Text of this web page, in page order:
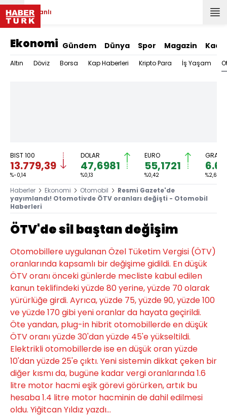
Canlı
Ekonomi Gündem Dünya Spor Magazin
Altın Döviz Borsa Kap Haberleri Kripto Para İş Yaşam
BIST 100
13.779,39
%-0,14
DOLAR
47,6981
%0,13
EURO
55,1721
%0,42
GRAM
%2,63
Haberler Ekonomi Otomobil
Resmi Gazete'de
yayımlandı! Otomotivde ÖTV oranları değişti - Otomobil
Haberleri
ÖTV'de sil baştan değişim
Otomobillere uygulanan Özel Tüketim Vergisi (ÖTV)
oranlarında kapsamlı bir değişime gidildi. En düşük
ÖTV oranı önceki günlerde mecliste kabul edilen
kanun teklifindeki yüzde 80 yerine, yüzde 70 olarak
yürürlüğe girdi. Ayrıca, yüzde 75, yüzde 90, yüzde 100
ve yüzde 170 gibi yeni oranlar da hayata geçirildi.
Öte yandan, plug-in hibrit otomobillerde en düşük
ÖTV oranı yüzde 30'dan yüzde 45'e yükseltildi.
Elektrikli otomobillerde ise en düşük oran yüzde
10'dan yüzde 25'e çıktı. Yeni sistemin dikkat çeken bir
diğer kısmı da, bugüne kadar vergi oranlarında 1.6
litre motor hacmi eşik görevi görürken, artık bu
hesaba 1.4 litre motor hacminin de dahil edilmesi
oldu. Yiğitcan Yıldız yazdı...